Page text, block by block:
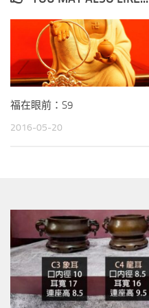
福在眼前：S9
2016-05-20